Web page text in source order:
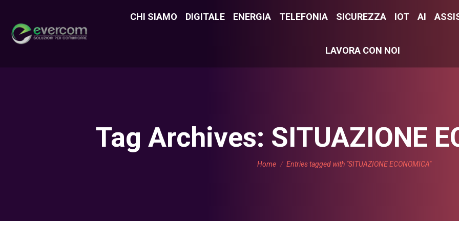
CHI SIAMO DIGITALE ENERGIA TELEFONIA SICUREZZA IOT AI
LAVORA CON NOI
Tag Archives: SITUAZIONE
You are here:
Home Entries tagged with "SITUAZIONE ECONOMICA"
CHI SIAMO DIGITALE ENERGIA TELEFONIA SICUREZZA IOT AI
LAVORA CON NOI